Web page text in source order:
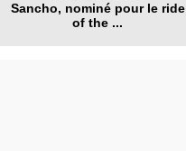
Sancho, nominé pour le ride
of the ...